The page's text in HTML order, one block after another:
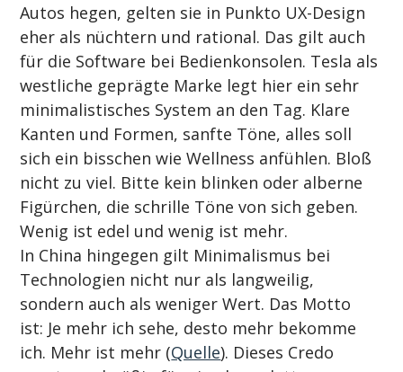
Autos hegen, gelten sie in Punkto UX-Design
eher als nüchtern und rational. Das gilt auch
für die Software bei Bedienkonsolen. Tesla als
westliche geprägte Marke legt hier ein sehr
minimalistisches System an den Tag. Klare
Kanten und Formen, sanfte Töne, alles soll
sich ein bisschen wie Wellness anfühlen. Bloß
nicht zu viel. Bitte kein blinken oder alberne
Figürchen, die schrille Töne von sich geben.
Wenig ist edel und wenig ist mehr.
In China hingegen gilt Minimalismus bei
Technologien nicht nur als langweilig,
sondern auch als weniger Wert. Das Motto
ist: Je mehr ich sehe, desto mehr bekomme
ich. Mehr ist mehr (Quelle). Dieses Credo